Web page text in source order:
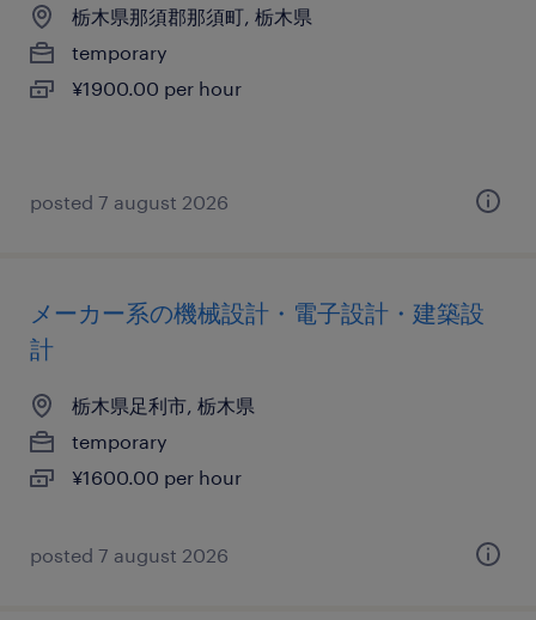
栃木県那須郡那須町, 栃木県
temporary
¥1900.00 per hour
posted 7 august 2026
メーカー系の機械設計・電子設計・建築設
計
栃木県足利市, 栃木県
temporary
¥1600.00 per hour
posted 7 august 2026